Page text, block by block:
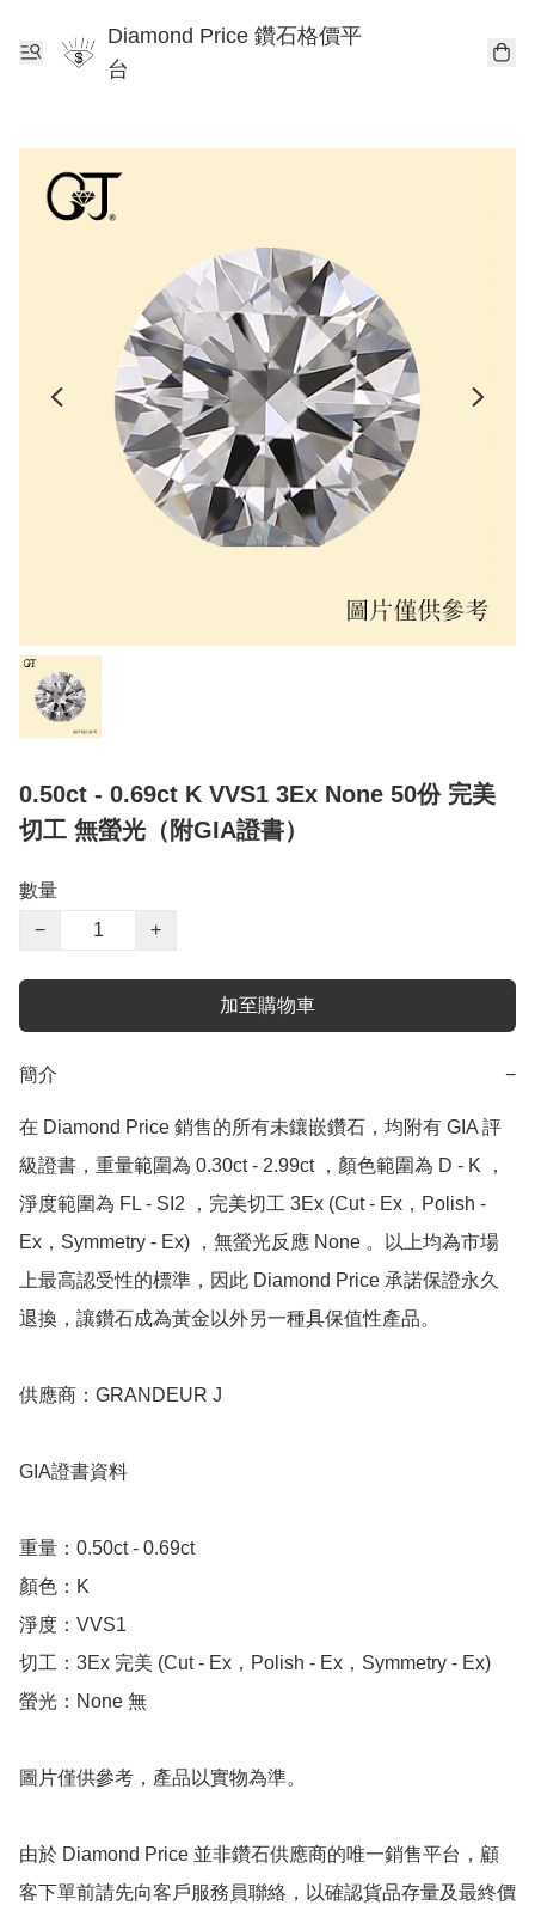
Diamond Price 鑽石格價平
台
0.50ct - 0.69ct K VVS1 3Ex None 50份 完美
切工 無螢光（附GIA證書）
數量
−
+
加至購物車
簡介 −
在 Diamond Price 銷售的所有未鑲嵌鑽石，均附有 GIA 評
級證書，重量範圍為 0.30ct - 2.99ct ，顏色範圍為 D - K ，
淨度範圍為 FL - SI2 ，完美切工 3Ex (Cut - Ex，Polish -
Ex，Symmetry - Ex) ，無螢光反應 None 。以上均為市場
上最高認受性的標準，因此 Diamond Price 承諾保證永久
退換，讓鑽石成為黃金以外另一種具保值性產品。
供應商：GRANDEUR J
GIA證書資料
重量：0.50ct - 0.69ct
顏色：K
淨度：VVS1
切工：3Ex 完美 (Cut - Ex，Polish - Ex，Symmetry - Ex)
螢光：None 無
圖片僅供參考，產品以實物為準。
由於 Diamond Price 並非鑽石供應商的唯一銷售平台，顧
客下單前請先向客戶服務員聯絡，以確認貨品存量及最終價